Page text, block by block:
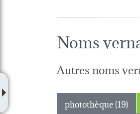
Noms
Autres noms
photothèque (19)